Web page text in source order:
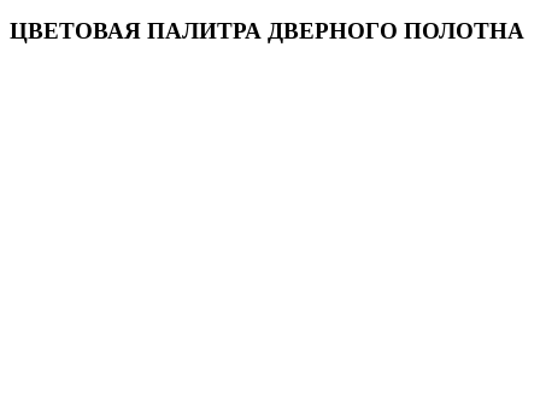
ЦВЕТОВАЯ ПАЛИТРА ДВЕРНОГО ПОЛОТНА